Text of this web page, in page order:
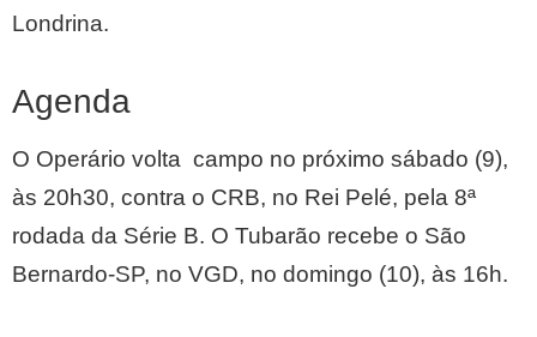
Londrina.
Agenda
O Operário volta campo no próximo sábado (9),
às 20h30, contra o CRB, no Rei Pelé, pela 8ª
rodada da Série B. O Tubarão recebe o São
Bernardo-SP, no VGD, no domingo (10), às 16h.